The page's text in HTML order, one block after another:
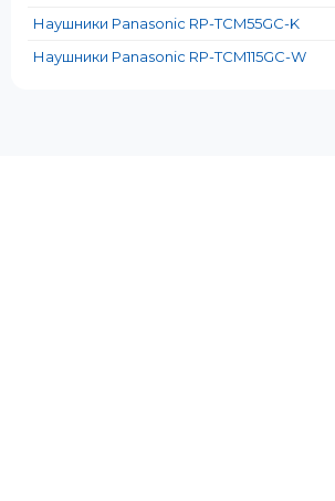
Наушники Panasonic RP-TCM55GC-K
Наушники Panasonic RP-TCM115GC-W